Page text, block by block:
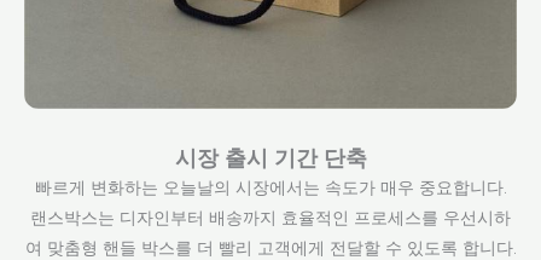
시장 출시 기간 단축
빠르게 변화하는 오늘날의 시장에서는 속도가 매우 중요합니다.
랜스박스는 디자인부터 배송까지 효율적인 프로세스를 우선시하
여 맞춤형 핸들 박스를 더 빨리 고객에게 전달할 수 있도록 합니다.